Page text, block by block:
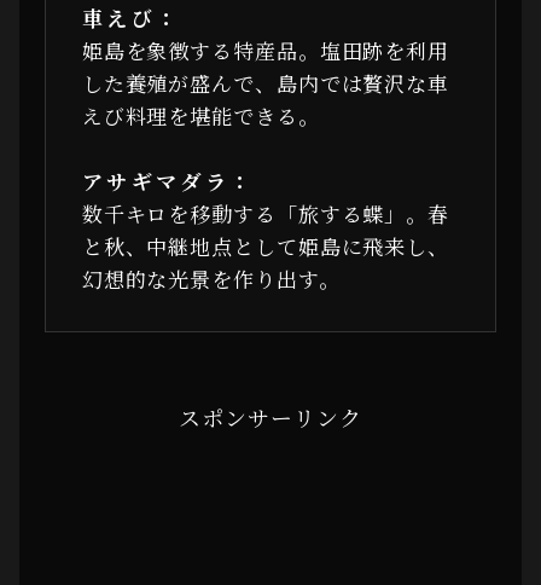
車えび：
姫島を象徴する特産品。塩田跡を利用
した養殖が盛んで、島内では贅沢な車
えび料理を堪能できる。
アサギマダラ：
数千キロを移動する「旅する蝶」。春
と秋、中継地点として姫島に飛来し、
幻想的な光景を作り出す。
スポンサーリンク